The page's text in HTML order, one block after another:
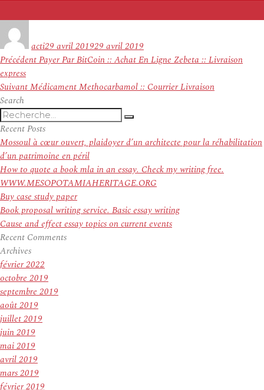
actile
29 avril 201929 avril 2019
Navigation
de
l’article
PrécédentArticle
Payer Par BitCoin :: Achat En Ligne Zebeta :: Livraison
express
SuivantArticle
Médicament Methocarbamol :: Courrier Livraison
Search
Recherche
pour
:
Recherche
Recent Posts
Mossoul à cœur ouvert, plaidoyer d’un architecte pour la réhabilitation
d’un patrimoine en péril
How to quote a book mla in an essay. Check my writing free.
WWW.MESOPOTAMIAHERITAGE.ORG
Buy case study paper
Book proposal writing service. Basic essay writing
Cause and effect essay topics on current events
Recent Comments
Archives
février 2022
octobre 2019
septembre 2019
août 2019
juillet 2019
juin 2019
mai 2019
avril 2019
mars 2019
février 2019